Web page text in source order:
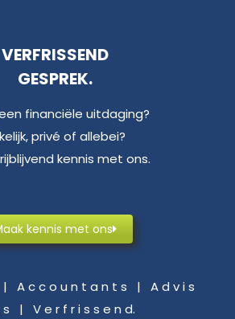
VERFRISSEND
GESPREK.
financiële uitdaging?
privé of allebei?
kennis met ons.
kennis met ons
| A c c o u n t a n t s | A d v i s
s | V e r f r i s s e n d.